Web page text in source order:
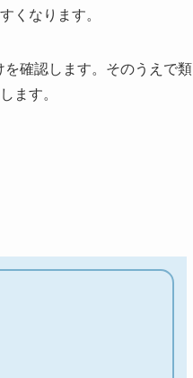
くなります。
確認します。そのうえで類
ます。